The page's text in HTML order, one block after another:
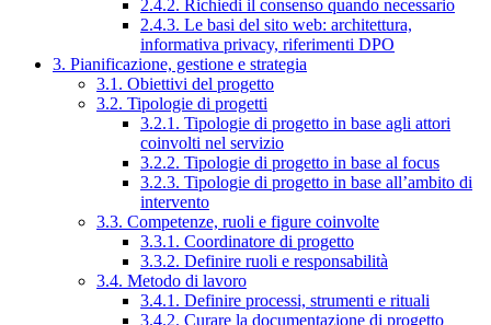
2.4.2. Richiedi il consenso quando necessario
2.4.3. Le basi del sito web: architettura,
informativa privacy, riferimenti DPO
3. Pianificazione, gestione e strategia
3.1. Obiettivi del progetto
3.2. Tipologie di progetti
3.2.1. Tipologie di progetto in base agli attori
coinvolti nel servizio
3.2.2. Tipologie di progetto in base al focus
3.2.3. Tipologie di progetto in base all’ambito di
intervento
3.3. Competenze, ruoli e figure coinvolte
3.3.1. Coordinatore di progetto
3.3.2. Definire ruoli e responsabilità
3.4. Metodo di lavoro
3.4.1. Definire processi, strumenti e rituali
3.4.2. Curare la documentazione di progetto